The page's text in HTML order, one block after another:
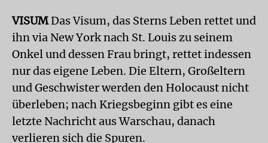
VISUMDas Visum, das Sterns Leben rettet und
ihn via New York nach St. Louis zu seinem
Onkel und dessen Frau bringt, rettet indessen
nur das eigene Leben. Die Eltern, Großeltern
und Geschwister werden den Holocaust nicht
überleben; nach Kriegsbeginn gibt es eine
letzte Nachricht aus Warschau, danach
verlieren sich die Spuren.